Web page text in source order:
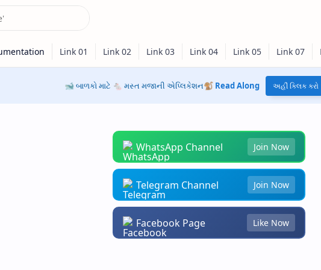
🐋 બાળકો માટે 🐁 મસ્ત મજાની એપ્લિકેશન🐒 Read Along અહીં ક્લિક
WhatsApp Channel Join Now
Telegram Channel Join Now
Facebook Page Like Now